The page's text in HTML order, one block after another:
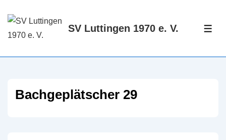
Zum
Inhalt
SV Luttingen 1970 e. V.
Bachgeplätscher 29